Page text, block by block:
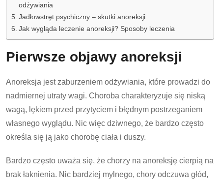
odżywiania
Jadłowstręt psychiczny – skutki anoreksji
Jak wygląda leczenie anoreksji? Sposoby leczenia
Pierwsze objawy anoreksji
Anoreksja jest zaburzeniem odżywiania, które prowadzi do
nadmiernej utraty wagi. Choroba charakteryzuje się niską
wagą, lękiem przed przytyciem i błędnym postrzeganiem
własnego wyglądu. Nic więc dziwnego, że bardzo często
określa się ją jako chorobę ciała i duszy.
Bardzo często uważa się, że chorzy na anoreksję cierpią na
brak łaknienia. Nic bardziej mylnego, chory odczuwa głód,